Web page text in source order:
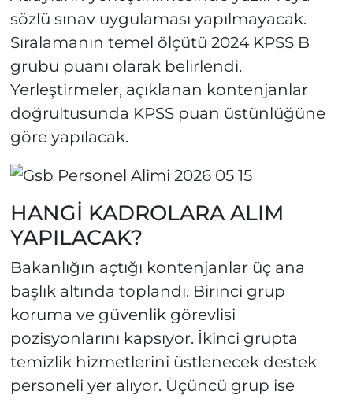
sözlü sınav uygulaması yapılmayacak.
Sıralamanın temel ölçütü 2024 KPSS B
grubu puanı olarak belirlendi.
Yerleştirmeler, açıklanan kontenjanlar
doğrultusunda KPSS puan üstünlüğüne
göre yapılacak.
HANGİ KADROLARA ALIM
YAPILACAK?
Bakanlığın açtığı kontenjanlar üç ana
başlık altında toplandı. Birinci grup
koruma ve güvenlik görevlisi
pozisyonlarını kapsıyor. İkinci grupta
temizlik hizmetlerini üstlenecek destek
personeli yer alıyor. Üçüncü grup ise